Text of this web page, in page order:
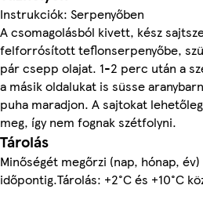
Instrukciók: Serpenyőben
A csomagolásból kivett, kész
felforrósított teflonserpenyőbe,
pár csepp olajat. 1-2 perc után a
a másik oldalukat is süsse
puha maradjon. A sajtokat
meg, így nem fognak szétfolyni.
Tárolás
Minőségét megőrzi (nap, hónap,
időpontig.Tárolás: +2°C és +10°C